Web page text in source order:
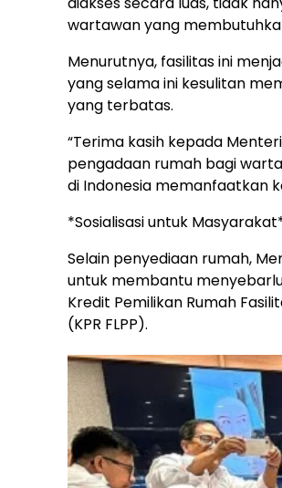
wartawan yang
Menurutnya, fasilitas ini
yang selama ini kesulitan
yang terbatas.
“Terima kasih kepada
pengadaan rumah bagi
di Indonesia memanfaatkan
*Sosialisasi untuk
Selain penyediaan rumah,
untuk membantu
Kredit Pemilikan Rumah
(KPR FLPP).